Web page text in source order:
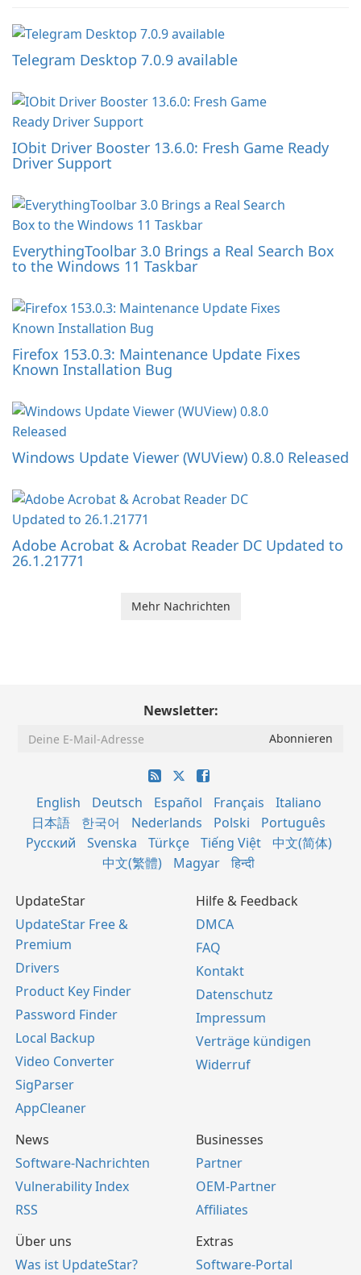
Telegram Desktop 7.0.9 available
IObit Driver Booster 13.6.0: Fresh Game Ready
Driver Support
EverythingToolbar 3.0 Brings a Real Search Box
to the Windows 11 Taskbar
Firefox 153.0.3: Maintenance Update Fixes
Known Installation Bug
Windows Update Viewer (WUView) 0.8.0 Released
Adobe Acrobat & Acrobat Reader DC Updated to
26.1.21771
Mehr Nachrichten
Newsletter:
English Deutsch Español Français
Italiano
日本語
한국어 Nederlands Polski
Português
Русский
Svenska Türkçe Tiếng Việt
中文(简体)
中文(繁體)
Magyar हिन्दी
UpdateStar
UpdateStar Free &
Premium
Drivers
Product Key Finder
Password Finder
Local Backup
Video Converter
SigParser
AppCleaner
Hilfe & Feedback
DMCA
FAQ
Kontakt
Datenschutz
Impressum
Verträge kündigen
Widerruf
News
Software-Nachrichten
Vulnerability Index
RSS
Businesses
Partner
OEM-Partner
Affiliates
Über uns
Was ist UpdateStar?
Extras
Software-Portal